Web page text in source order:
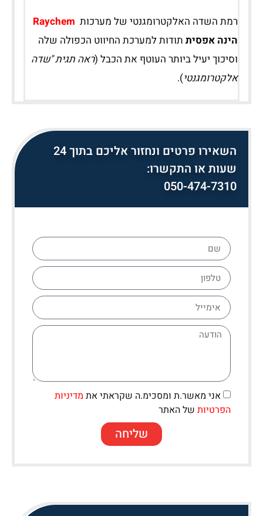
השאירו פרטים ונחזור אליכם בתוך 24
שעות או התקשרו:
050-474-7310
אני מאשר.ת ומסכימ.ה שקראתי את מדיניות
הפרטיות של האתר
שליחה
רמת השדה האלקטרומגנטי של מערכות Raychem
הינה אפסית תודות למערכת החיווט הכפולה שלה
וסיכוך יעיל ביותר העוטף את הכבל (ראה תגית "שדה
אלקטרומגנטי).